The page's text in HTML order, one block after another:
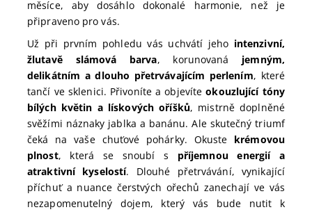
měsíce, aby dosáhlo dokonalé harmonie, než je
připraveno pro vás.
Už při prvním pohledu vás uchvátí jeho intenzivní,
žlutavě slámová barva, korunovaná jemným,
delikátním a dlouho přetrvávajícím perlením, které
tančí ve sklenici. Přivoníte a objevíteokouzlující tóny
bílých květin a lískových oříšků, mistrně doplněné
svěžími náznaky jablka a banánu. Ale skutečný triumf
čeká na vaše chuťové pohárky. Okuste krémovou
plnost, která se snoubí s příjemnou energií a
atraktivní kyselostí. Dlouhé přetrvávání, vynikající
příchuť a nuance čerstvých ořechů zanechají ve vás
nezapomenutelný dojem, který vás bude nutit k